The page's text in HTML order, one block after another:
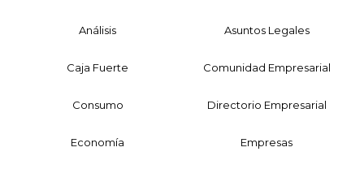
Análisis Asuntos Legales
Caja Fuerte Comunidad Empresarial
Consumo Directorio Empresarial
Economía Empresas